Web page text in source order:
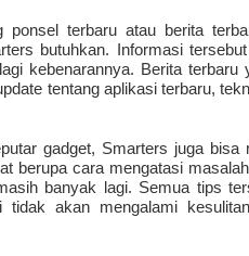
terbaru atau berita
butuhkan. Informasi
kebenarannya. Berita terbaru
tentang aplikasi terbaru,
gadget, Smarters juga bisa
berupa cara mengatasi
banyak lagi. Semua tips
akan mengalami